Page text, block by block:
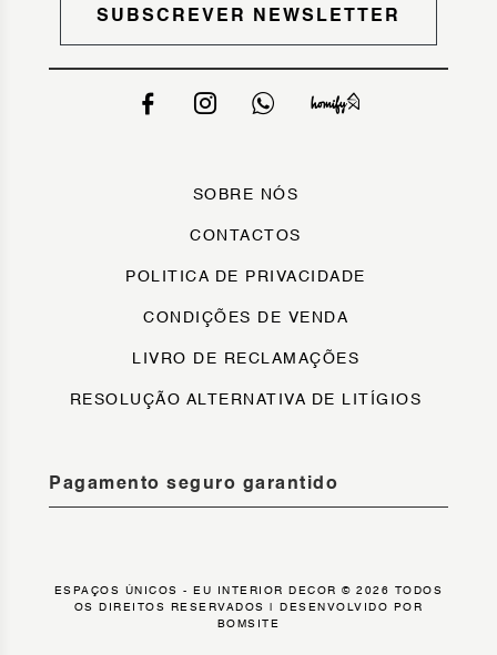
SUBSCREVER NEWSLETTER
SOBRE NÓS
CONTACTOS
POLITICA DE PRIVACIDADE
CONDIÇÕES DE VENDA
LIVRO DE RECLAMAÇÕES
RESOLUÇÃO ALTERNATIVA DE LITÍGIOS
Pagamento seguro garantido
ESPAÇOS ÚNICOS - EU INTERIOR DECOR © 2026 TODOS
OS DIREITOS RESERVADOS | DESENVOLVIDO POR
BOMSITE